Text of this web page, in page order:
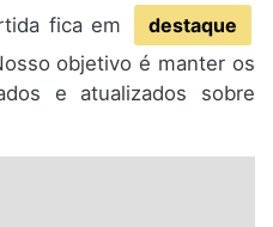
fica em
destaque
objetivo é manter os
e atualizados sobre